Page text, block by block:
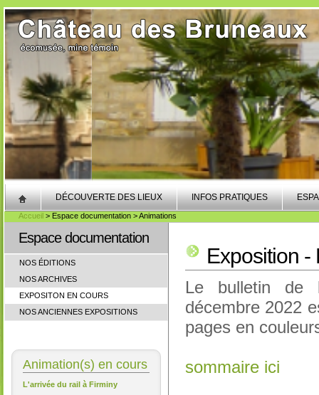
DÉCOUVERTE DES LIEUX INFOS PRATIQUES
Accueil > Espace documentation > Animations
Espace documentation
NOS ÉDITIONS
NOS ARCHIVES
EXPOSITON EN COURS
NOS ANCIENNES EXPOSITIONS
Animation(s) en cours
L'arrivée du rail à Firminy
Exposition -
Le bulletin de
décembre 2022
pages en
sommaire ici